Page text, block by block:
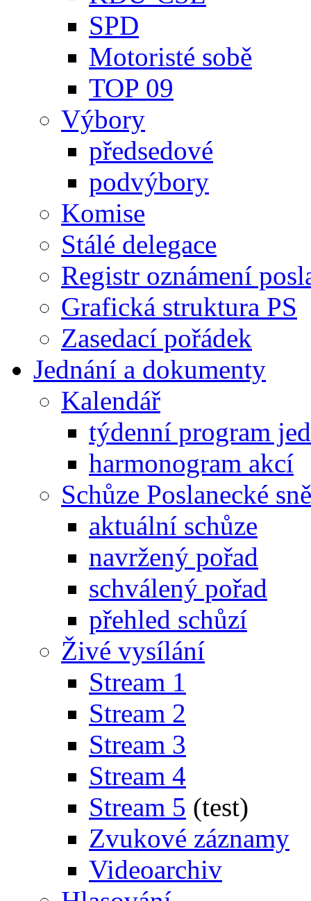
SPD
Motoristé sobě
TOP 09
Výbory
předsedové
podvýbory
Komise
Stálé delegace
Registr oznámení
Grafická struktura PS
Zasedací pořádek
Jednání a dokumenty
Kalendář
týdenní program
harmonogram akcí
Schůze Poslanecké
aktuální schůze
navržený pořad
schválený pořad
přehled schůzí
Živé vysílání
Stream 1
Stream 2
Stream 3
Stream 4
Stream 5 (test)
Zvukové záznamy
Videoarchiv